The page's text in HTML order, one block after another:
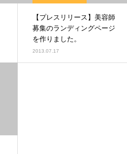
【プレスリリース】美容師
募集のランディングページ
を作りました。
2013.07.17